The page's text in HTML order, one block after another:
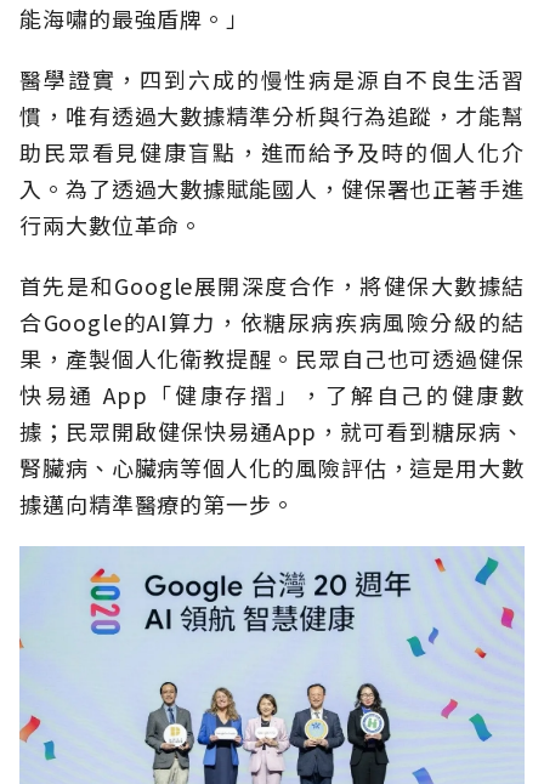
能海嘯的最強盾牌。」
醫學證實，四到六成的慢性病是源自不良生活習
慣，唯有透過大數據精準分析與行為追蹤，才能幫
助民眾看見健康盲點，進而給予及時的個人化介
入。為了透過大數據賦能國人，健保署也正著手進
行兩大數位革命。
首先是和Google展開深度合作，將健保大數據結
合Google的AI算力，依糖尿病疾病風險分級的結
果，產製個人化衛教提醒。民眾自己也可透過健保
快易通 App「健康存摺」，了解自己的健康數
據；民眾開啟健保快易通App，就可看到糖尿病、
腎臟病、心臟病等個人化的風險評估，這是用大數
據邁向精準醫療的第一步。